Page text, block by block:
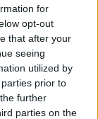
for
opt-out
that after your
seeing
utilized by
prior to
further
parties on the
falla. Det
framgång,